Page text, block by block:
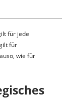
für jede
für
wie für